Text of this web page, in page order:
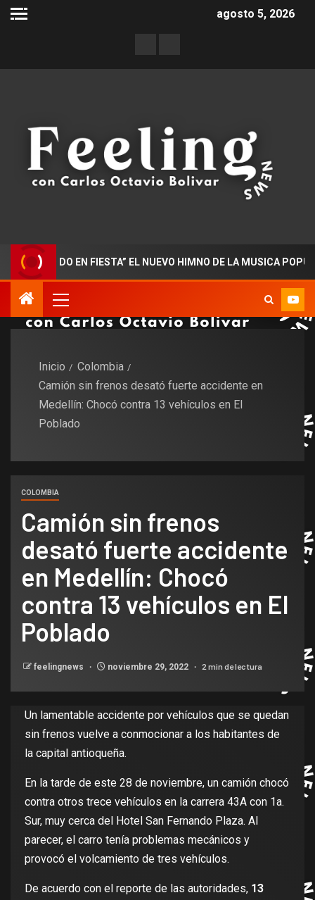
agosto 5, 2026
EN FIESTA” EL NUEVO HIMNO DE LA MUSICA POPULAR
Inicio
Colombia
Camión sin frenos desató fuerte accidente en
Medellín: Chocó contra 13 vehículos en El
Poblado
COLOMBIA
Camión sin frenos
desató fuerte accidente
en Medellín: Chocó
contra 13 vehículos en El
Poblado
feelingnews noviembre 29, 2022 2 min de lectura
Un lamentable accidente por vehículos que se quedan
sin frenos vuelve a conmocionar a los habitantes de
la capital antioqueña.
En la tarde de este 28 de noviembre, un camión chocó
contra otros trece vehículos en la carrera 43A con 1a.
Sur, muy cerca del Hotel San Fernando Plaza. Al
parecer, el carro tenía problemas mecánicos y
provocó el volcamiento de tres vehículos.
De acuerdo con el reporte de las autoridades, 13